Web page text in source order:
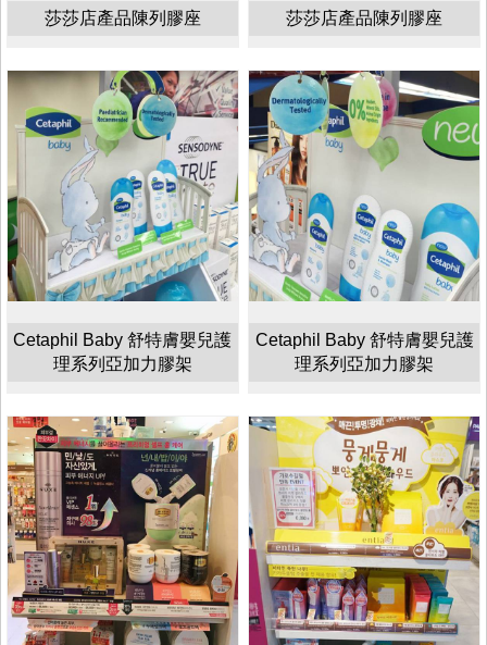
莎莎店產品陳列膠座 莎莎店產品陳列膠座
Cetaphil Baby 舒特膚嬰兒護
理系列亞加力膠架
Cetaphil Baby 舒特膚嬰兒護
理系列亞加力膠架